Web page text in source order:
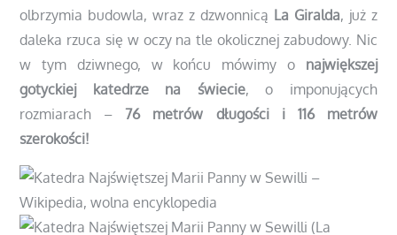
olbrzymia budowla, wraz z dzwonnicą La Giralda, już z
daleka rzuca się w oczy na tle okolicznej zabudowy. Nic
w tym dziwnego, w końcu mówimy o największej
gotyckiej katedrze na świecie, o imponujących
rozmiarach –76 metrów długości i 116 metrów
szerokości!